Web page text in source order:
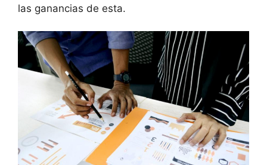
las ganancias de esta.